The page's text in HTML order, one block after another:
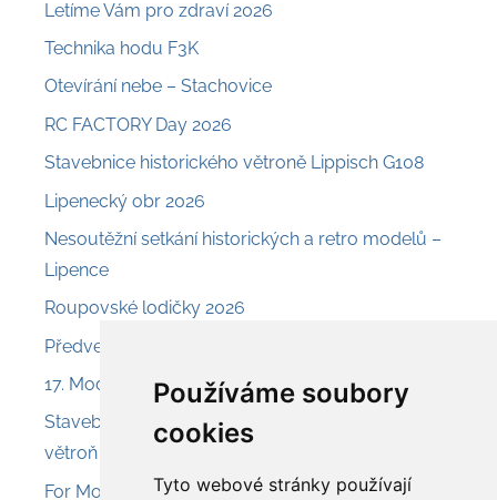
Používáme soubory
cookies
Tyto webové stránky používají
Letíme Vám pro zdraví 2026
Technika hodu F3K
Otevírání nebe – Stachovice
RC FACTORY Day 2026
Stavebnice historického větroně Lippisch G108
Lipenecký obr 2026
Nesoutěžní setkání historických a retro modelů –
Lipence
Roupovské lodičky 2026
Předveď a prodej – Nesvačily
17. Model Air Show Chroust
Stavebnice Aroso 225 – svahový akrobatický
větroň
For Model 2026 – Olomouc